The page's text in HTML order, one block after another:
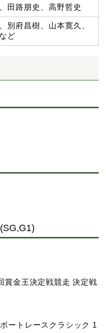
田路朋史、高野哲史
別府昌樹、山本寛久、
ど
賞金王決定戦競走 決定戦
ートレースクラシック 1